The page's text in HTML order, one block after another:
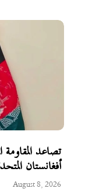
تصاعد
أفغانستان المتحدة تنفيذ 6
August 8, 2026